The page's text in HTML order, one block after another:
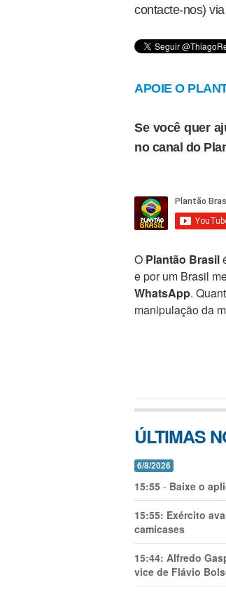
contacte-nos)
APOIE O
Se você quer
no canal do
O Plantão Brasil
e por um Brasil
WhatsApp.
manipulação da
ÚLTIMAS
6/8/2026
15:55 - Baixe o
15:55: Exército
camicases
15:44: Alfredo
vice de Flávio